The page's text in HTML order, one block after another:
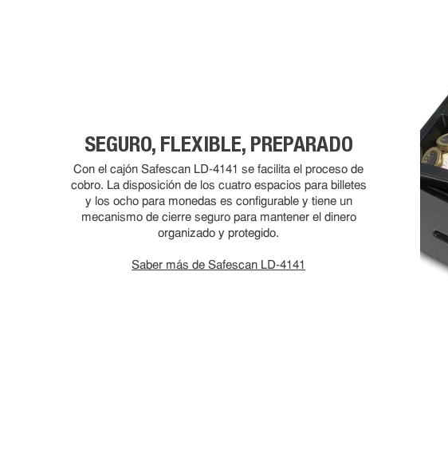
SEGURO, FLEXIBLE, PREPARADO
Con el cajón Safescan LD-4141 se facilita el proceso de
cobro. La disposición de los cuatro espacios para billetes
y los ocho para monedas es configurable y tiene un
mecanismo de cierre seguro para mantener el dinero
organizado y protegido.
Saber más de Safescan LD-4141